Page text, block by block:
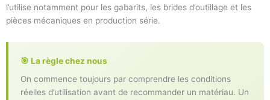
l’utilise notamment pour les gabarits, les brides d’outillage et les
pièces mécaniques en production série.
🎯 La règle chez nous
On commence toujours par comprendre les conditions
réelles d’utilisation avant de recommander un matériau. Un